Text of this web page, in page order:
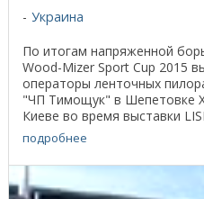
Украина
По итогам напряженной
Wood-Mizer Sport Cup 2015
операторы ленточных
"ЧП Тимощук" в Шепетовке
Киеве во время выставки
подробнее